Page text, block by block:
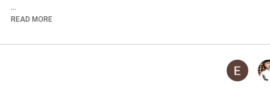
READ MORE